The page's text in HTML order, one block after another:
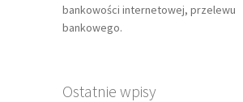
bankowości internetowej, przelewu
bankowego.
Ostatnie wpisy